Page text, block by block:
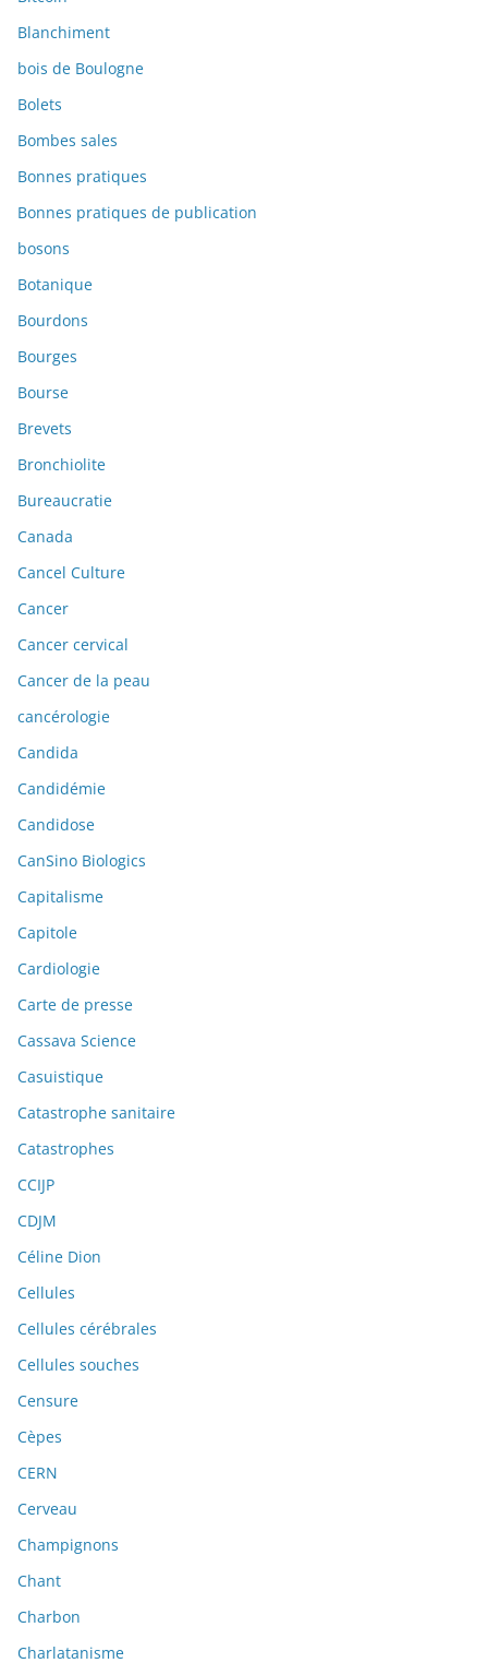
Blanchiment
bois de Boulogne
Bolets
Bombes sales
Bonnes pratiques
Bonnes pratiques de publication
bosons
Botanique
Bourdons
Bourges
Bourse
Brevets
Bronchiolite
Bureaucratie
Canada
Cancel Culture
Cancer
Cancer cervical
Cancer de la peau
cancérologie
Candida
Candidémie
Candidose
CanSino Biologics
Capitalisme
Capitole
Cardiologie
Carte de presse
Cassava Science
Casuistique
Catastrophe sanitaire
Catastrophes
CCIJP
CDJM
Céline Dion
Cellules
Cellules cérébrales
Cellules souches
Censure
Cèpes
CERN
Cerveau
Champignons
Chant
Charbon
Charlatanisme